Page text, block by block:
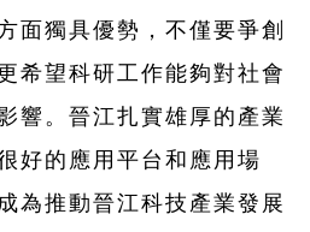
面獨具優勢，不僅要爭創
希望科研工作能夠對社會
響。晉江扎實雄厚的產業
好的應用平台和應用場
為推動晉江科技產業發展